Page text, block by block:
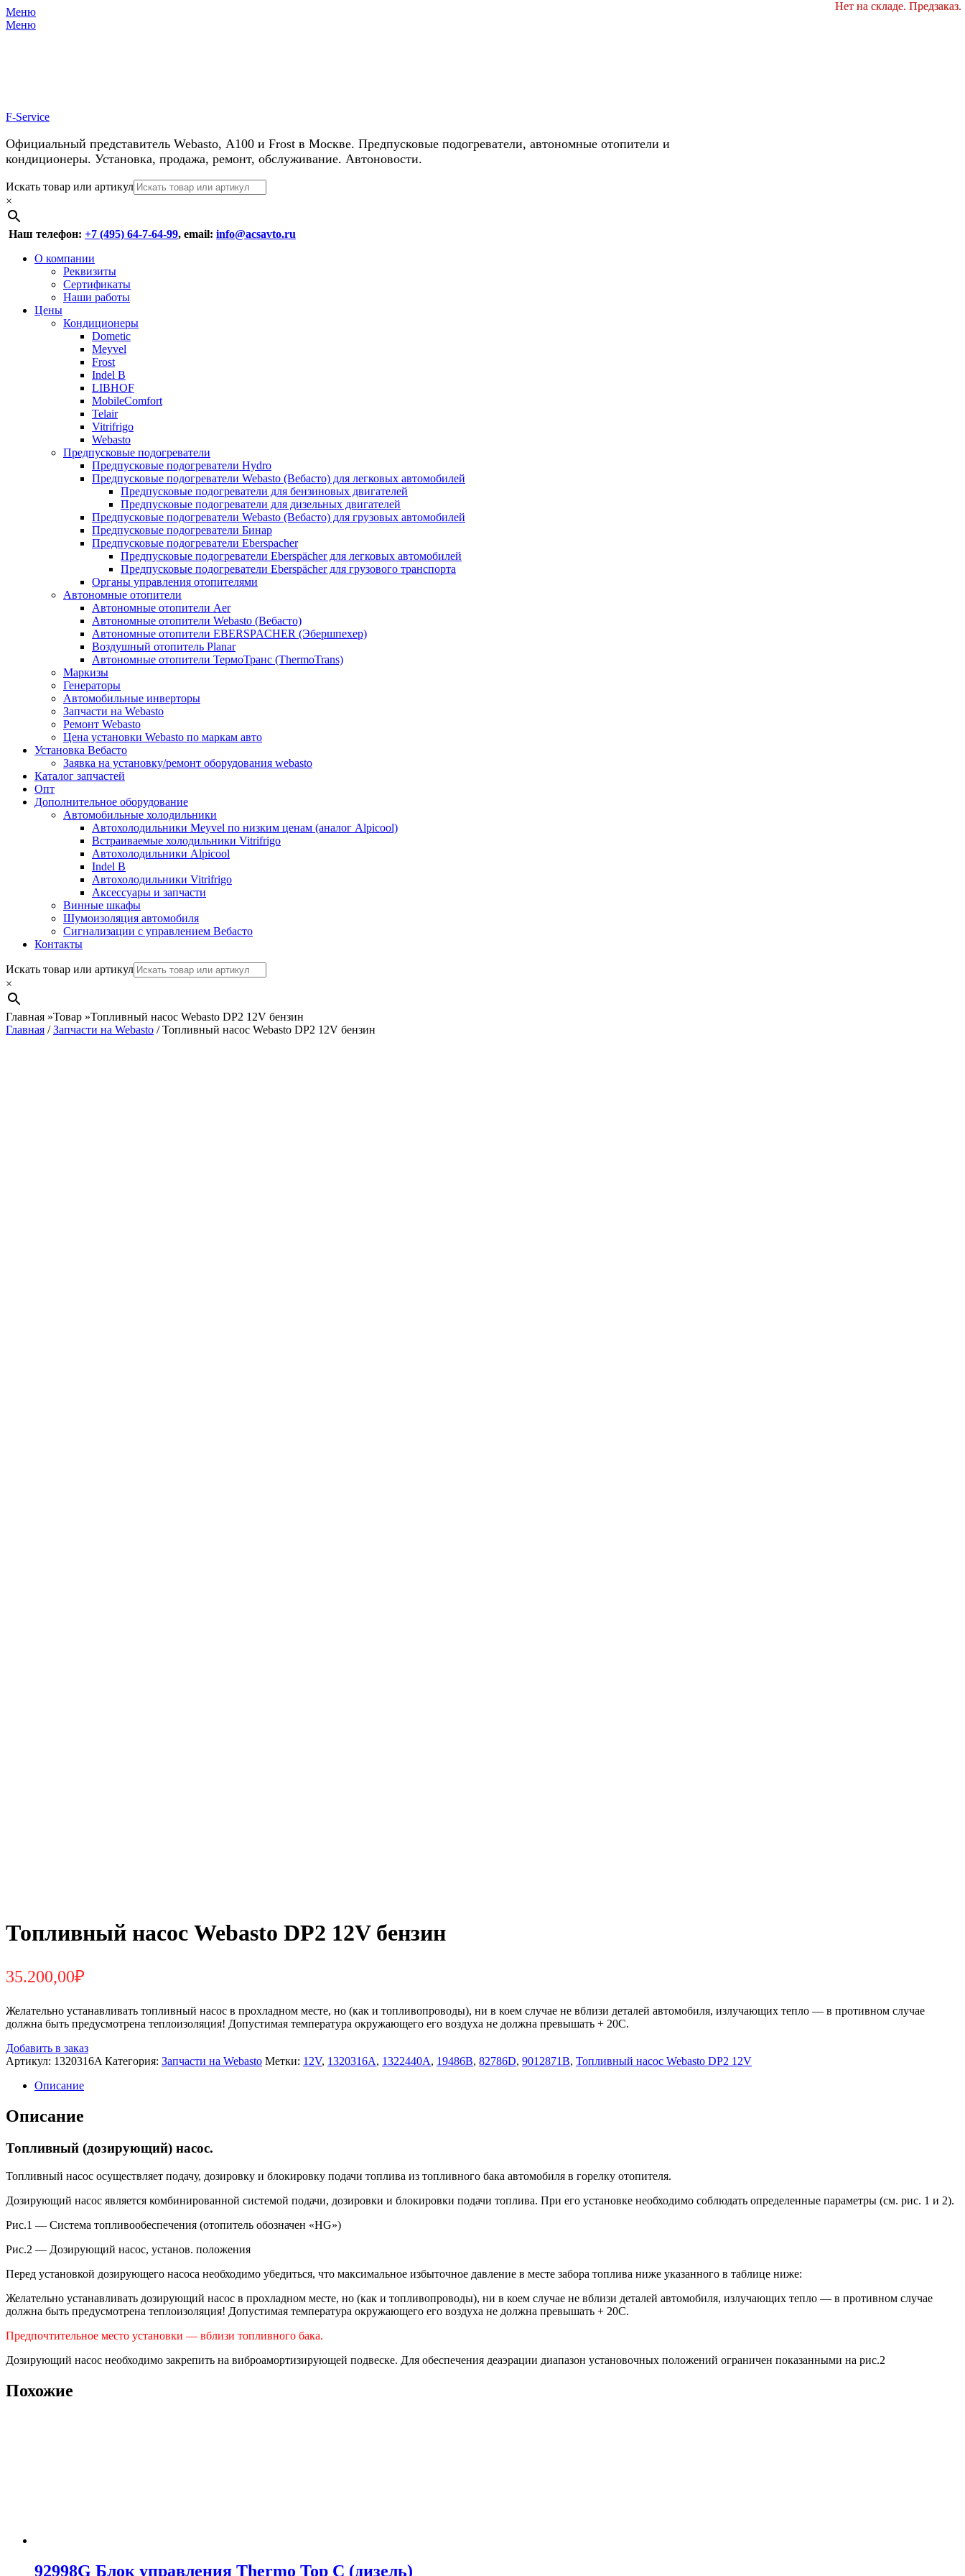
Меню
Меню
F-Service
Официальный представитель Webasto, А100 и Frost в Москве. Предпусковые подогреватели, автономные отопители и
кондиционеры. Установка, продажа, ремонт, обслуживание. Автоновости.
Header
Right
Menu
Перейти
к
содержимому
Искать товар или артикул
×
Наш телефон: +7 (495) 64-7-64-99, email: info@acsavto.ru
Основное
Перейти
содержимому
О компании
Реквизиты
Сертификаты
Наши работы
Цены
Кондиционеры
Dometic
Meyvel
Frost
Indel B
LIBHOF
MobileComfort
Telair
Vitrifrigo
Webasto
Предпусковые подогреватели
Предпусковые подогреватели Hydro
Предпусковые подогреватели Webasto (Вебасто) для легковых автомобилей
Предпусковые подогреватели для бензиновых двигателей
Предпусковые подогреватели для дизельных двигателей
Предпусковые подогреватели Webasto (Вебасто) для грузовых автомобилей
Предпусковые подогреватели Бинар
Предпусковые подогреватели Eberspacher
Предпусковые подогреватели Eberspächer для легковых автомобилей
Предпусковые подогреватели Eberspächer для грузового транспорта
Органы управления отопителями
Автономные отопители
Автономные отопители Аer
Автономные отопители Webasto (Вебасто)
Автономные отопители EBERSPACHER (Эбершпехер)
Воздушный отопитель Planar
Автономные отопители ТермоТранс (ThermoTrans)
Маркизы
Генераторы
Автомобильные инверторы
Запчасти на Webasto
Ремонт Webasto
Цена установки Webasto по маркам авто
Установка Вебасто
Заявка на установку/ремонт оборудования webasto
Каталог запчастей
Опт
Дополнительное оборудование
Автомобильные холодильники
Автохолодильники Meyvel по низким ценам (аналог Alpicool)
Встраиваемые холодильники Vitrifrigo
Автохолодильники Alpicool
Indel B
Автохолодильники Vitrifrigo
Аксессуары и запчасти
Винные шкафы
Шумоизоляция автомобиля
Сигнализации с управлением Вебасто
Контакты
Search
Искать товар или артикул
×
Главная »Товар »Топливный насос Webasto DP2 12V бензин
Главная /Запчасти на Webasto / Топливный насос Webasto DP2 12V бензин
Нет на складе. Предзаказ.
Топливный насос Webasto DP2 12V бензин
35.200,00₽
Желательно устанавливать топливный насос в прохладном месте, но (как и топливопроводы), ни в коем случае не вблизи деталей автомобиля, излучающих тепло — в противном случае
должна быть предусмотрена теплоизоляция! Допустимая температура окружающего его воздуха не должна превышать + 20C.
Добавить в заказ
Артикул: 1320316A Категория: Запчасти на Webasto Метки: 12V, 1320316A, 1322440A, 19486B, 82786D, 9012871B, Топливный насос Webasto DP2 12V
Описание
Описание
Топливный (дозирующий) насос.
Топливный насос осуществляет подачу, дозировку и блокировку подачи топлива из топливного бака автомобиля в горелку отопителя.
Дозирующий насос является комбинированной системой подачи, дозировки и блокировки подачи топлива. При его установке необходимо соблюдать определенные параметры (см. рис. 1 и 2).
Рис.1 — Система топливообеспечения (отопитель обозначен «HG»)
Рис.2 — Дозирующий насос, установ. положения
Перед установкой дозирующего насоса необходимо убедиться, что максимальное избыточное давление в месте забора топлива ниже указанного в таблице ниже:
Желательно устанавливать дозирующий насос в прохладном месте, но (как и топливопроводы), ни в коем случае не вблизи деталей автомобиля, излучающих тепло — в противном случае
должна быть предусмотрена теплоизоляция! Допустимая температура окружающего его воздуха не должна превышать + 20C.
Предпочтительное место установки — вблизи топливного бака.
Дозирующий насос необходимо закрепить на виброамортизирующей подвеске. Для обеспечения деаэрации диапазон установочных положений ограничен показанными на рис.2
Похожие
92998G Блок управления Thermo Top С (дизель)
Нет на складе. Предзаказ.